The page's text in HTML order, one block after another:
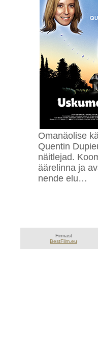
Omanäolise
Quentin
näitlejad.
äärelinna ja
nende elu…
Firmast
BestFilm.eu